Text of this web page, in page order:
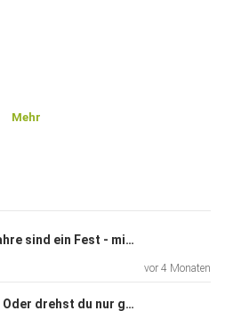
ist diese Episode für
Mehr
017 Die Wechseljahre sind ein Fest - mit Sylke Meyer
vor 4 Monaten
016 - Hysterisch? Oder drehst du nur grade durch?